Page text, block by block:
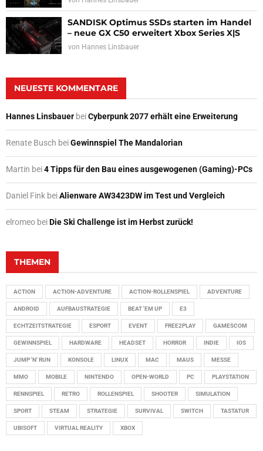
SANDISK Optimus SSDs starten im Handel
– neue GX C50 erweitert Xbox Series X|S
von Hannes Linsbauer
NEUESTE KOMMENTARE
Hannes Linsbauer beiCyberpunk 2077 erhält eine Erweiterung
Renate Busch beiGewinnspiel The Mandalorian
Martin bei4 Tipps für den Bau eines ausgewogenen (Gaming)-PCs
Daniel Fink beiAlienware AW3423DW im Test und Vergleich
elromeo beiDie Ski Challenge ist im Herbst zurück!
THEMEN
ACTION ACTION-ADVENTURE ACTION-ROLLENSPIEL ADVENTURE
ANDROID AUFBAUSTRATEGIE BEAT 'EM UP E3
ECHTZEITSTRATEGIE ESPORT EVENT FREE2PLAY GAMESCOM
GEWINNSPIEL HARDWARE HEADSET HORROR INDIE IOS
JUMP 'N' RUN KONSOLE LINUX MAC MAUS MESSE
MMO MOBILE NINTENDO OPEN-WORLD PC PLAYSTATION
RENNSPIEL RETRO ROLLENSPIEL SHOOTER SIMULATION
SPORT STEAM STRATEGIE SURVIVAL SWITCH TASTATUR
UBISOFT VIRTUAL REALITY XBOX